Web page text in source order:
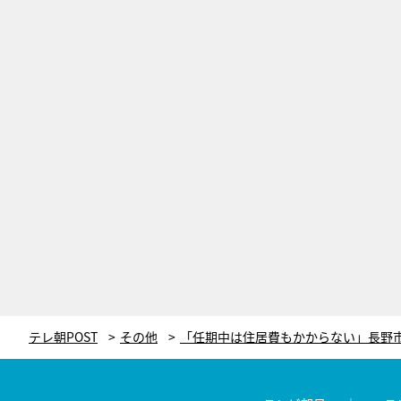
テレ朝POST その他